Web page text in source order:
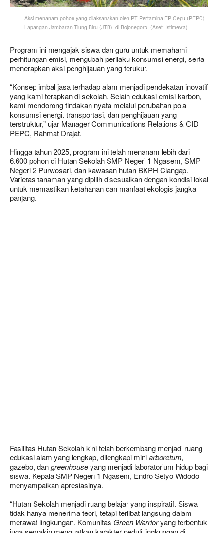
Aksi menanam pohon yang dilaksanakan oleh PT Pertamina EP Cepu (PEPC)
Lapangan Jambaran-Tiung Biru (JTB), di Bojonegoro. (Aset: Istimewa)
Program ini mengajak siswa dan guru untuk memahami
perhitungan emisi, mengubah perilaku konsumsi energi, serta
menerapkan aksi penghijauan yang terukur.
“Konsep imbal jasa terhadap alam menjadi pendekatan inovatif
yang kami terapkan di sekolah. Selain edukasi emisi karbon,
kami mendorong tindakan nyata melalui perubahan pola
konsumsi energi, transportasi, dan penghijauan yang
terstruktur,” ujar Manager Communications Relations & CID
PEPC, Rahmat Drajat.
Hingga tahun 2025, program ini telah menanam lebih dari
6.600 pohon di Hutan Sekolah SMP Negeri 1 Ngasem, SMP
Negeri 2 Purwosari, dan kawasan hutan BKPH Clangap.
Varietas tanaman yang dipilih disesuaikan dengan kondisi lokal
untuk memastikan ketahanan dan manfaat ekologis jangka
panjang.
Fasilitas Hutan Sekolah kini telah berkembang menjadi ruang
edukasi alam yang lengkap, dilengkapi miniarboretum,
gazebo, dangreenhouseyang menjadi laboratorium hidup bagi
siswa. Kepala SMP Negeri 1 Ngasem, Endro Setyo Widodo,
menyampaikan apresiasinya.
“Hutan Sekolah menjadi ruang belajar yang inspiratif. Siswa
tidak hanya menerima teori, tetapi terlibat langsung dalam
merawat lingkungan. Komunitas Green Warrioryang terbentuk